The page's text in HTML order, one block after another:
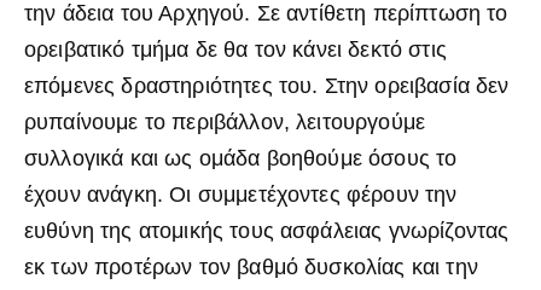
την άδεια του Αρχηγού. Σε αντίθετη περίπτωση το
ορειβατικό τμήμα δε θα τον κάνει δεκτό στις
επόμενες δραστηριότητες του. Στην ορειβασία δεν
ρυπαίνουμε το περιβάλλον, λειτουργούμε
συλλογικά και ως ομάδα βοηθούμε όσους το
έχουν ανάγκη. Οι συμμετέχοντες φέρουν την
ευθύνη της ατομικής τους ασφάλειας γνωρίζοντας
εκ των προτέρων τον βαθμό δυσκολίας και την